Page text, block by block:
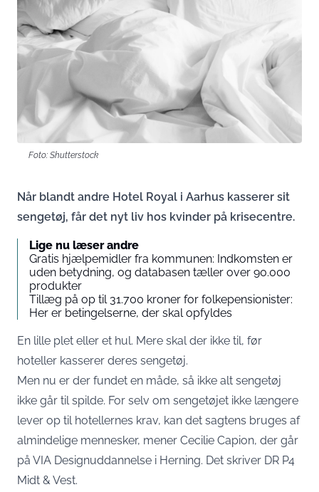
Foto: Shutterstock
Når blandt andre Hotel Royal i Aarhus kasserer sit
sengetøj, får det nyt liv hos kvinder på krisecentre.
Lige nu læser andre
Gratis hjælpemidler fra kommunen: Indkomsten er
uden betydning, og databasen tæller over 90.000
produkter
Tillæg på op til 31.700 kroner for folkepensionister:
Her er betingelserne, der skal opfyldes
En lille plet eller et hul. Mere skal der ikke til, før
hoteller kasserer deres sengetøj.
Men nu er der fundet en måde, så ikke alt sengetøj
ikke går til spilde. For selv om sengetøjet ikke længere
lever op til hotellernes krav, kan det sagtens bruges af
almindelige mennesker, mener Cecilie Capion, der går
på VIA Designuddannelse i Herning. Det skriver DR P4
Midt & Vest.